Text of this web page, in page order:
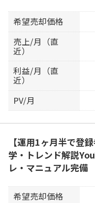
希望売却価格
売上/月（直
近）
利益/月（直
近）
PV/月
【運用1ヶ月半で登
学・トレンド解説
レ・マニュアル完備
希望売却価格